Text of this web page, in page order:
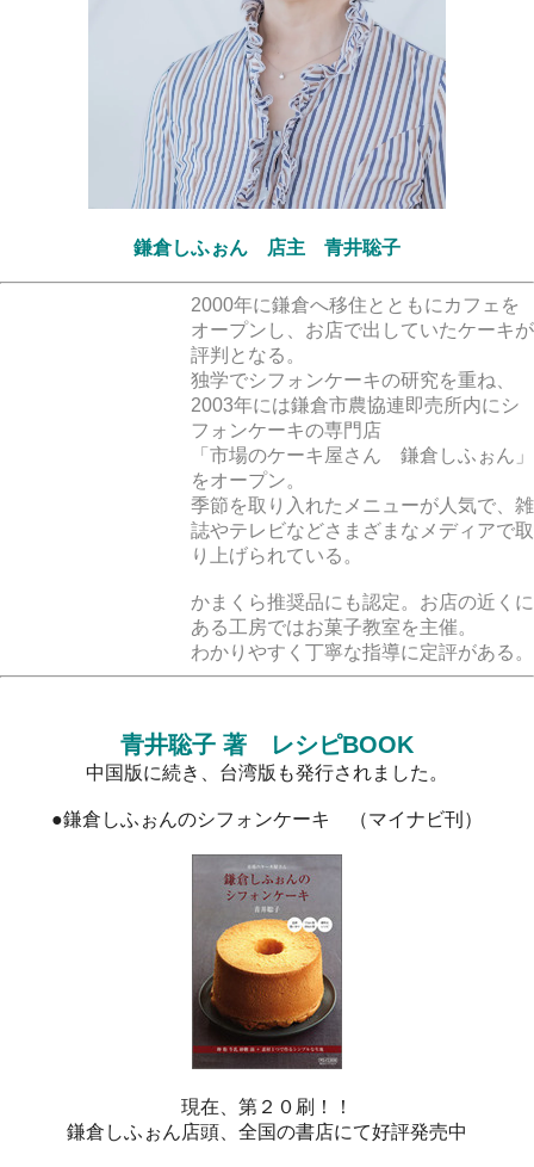
鎌倉しふぉん 店主 青井聡子
2000年に鎌倉へ移住とともにカフェを
オープンし、お店で出していたケーキが
評判となる。
独学でシフォンケーキの研究を重ね、
2003年には鎌倉市農協連即売所内にシ
フォンケーキの専門店
「市場のケーキ屋さん 鎌倉しふぉん」
をオープン。
季節を取り入れたメニューが人気で、雑
誌やテレビなどさまざまなメディアで取
り上げられている。
かまくら推奨品にも認定。お店の近くに
ある工房ではお菓子教室を主催。
わかりやすく丁寧な指導に定評がある。
青井聡子 著 レシピBOOK
中国版に続き、台湾版も発行されました。
●鎌倉しふぉんのシフォンケーキ （マイナビ刊）
現在、第２０刷！！
鎌倉しふぉん店頭、全国の書店にて好評発売中